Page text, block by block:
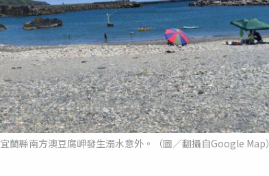
宜蘭縣南方澳豆腐岬發生溺水意外。（圖／翻攝自Google Map）